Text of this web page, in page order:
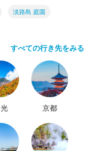
淡路島 庭園
すべての行き先をみる
京都